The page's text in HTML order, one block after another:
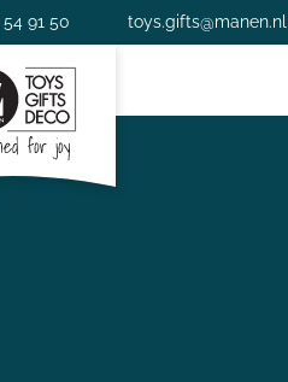
54 91 50 toys.gifts@manen.nl